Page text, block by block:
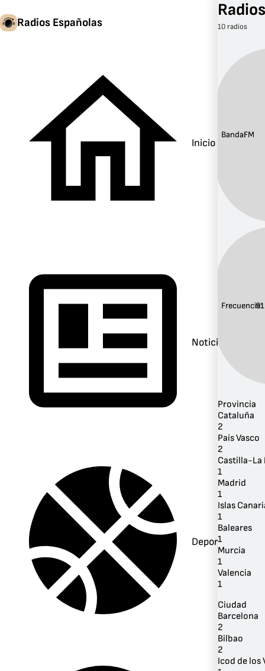
Radios Españolas
Inicio
Noticias
Deportes
10 radios
Banda:FM
Frecuencia:
Provincia
Cataluña
2
País Vasco
2
Castilla-La
1
Madrid
1
Islas
1
Baleares
1
Murcia
1
Valencia
1
Ciudad
Barcelona
2
Bilbao
2
Icod de los